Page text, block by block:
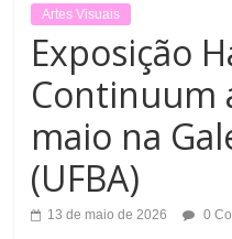
Artes Visuais
Exposição
Continuum
maio na
(UFBA)
13 de maio de 2026 0